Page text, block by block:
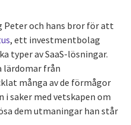
Peter och hans bror för att
, ett investmentbolag
typer av SaaS-lösningar.
lärdomar från
många av de förmågor
saker med vetskapen om
dem utmaningar han står